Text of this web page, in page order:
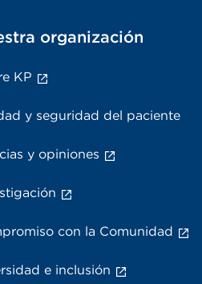
organización
KP
y seguridad del paciente
y opiniones
con la Comunidad
e inclusión